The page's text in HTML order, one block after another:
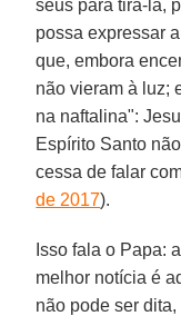
seus para tirá-la,
possa expressar
que, embora
não vieram à luz;
na naftalina":
Espírito Santo
cessa de falar
de 2017).
Isso fala o Papa:
melhor notícia é
não pode ser